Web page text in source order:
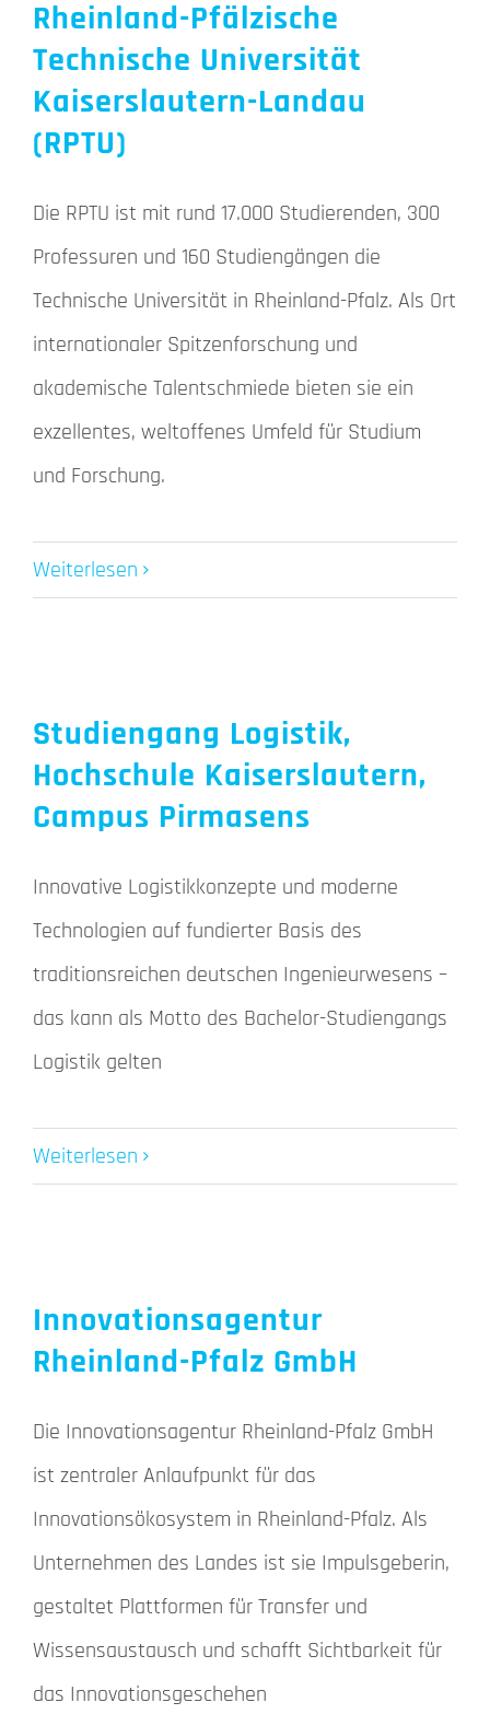
Rheinland-Pfälzische
Technische Universität
Kaiserslautern-Landau
(RPTU)
Die RPTU ist mit rund 17.000 Studierenden, 300
Professuren und 160 Studiengängen die
Technische Universität in Rheinland-Pfalz. Als Ort
internationaler Spitzenforschung und
akademische Talentschmiede bieten sie ein
exzellentes, weltoffenes Umfeld für Studium
und Forschung.
Weiterlesen
Studiengang Logistik,
Hochschule Kaiserslautern,
Campus Pirmasens
Innovative Logistikkonzepte und moderne
Technologien auf fundierter Basis des
traditionsreichen deutschen Ingenieurwesens –
das kann als Motto des Bachelor-Studiengangs
Logistik gelten
Weiterlesen
Innovationsagentur
Rheinland-Pfalz GmbH
Die Innovationsagentur Rheinland-Pfalz GmbH
ist zentraler Anlaufpunkt für das
Innovationsökosystem in Rheinland-Pfalz. Als
Unternehmen des Landes ist sie Impulsgeberin,
gestaltet Plattformen für Transfer und
Wissensaustausch und schafft Sichtbarkeit für
das Innovationsgeschehen